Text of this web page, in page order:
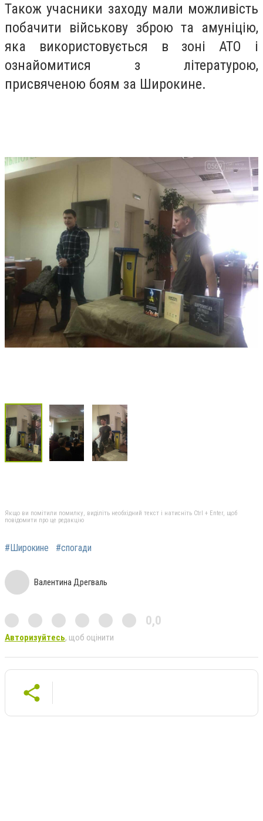
Також учасники заходу мали можливість
побачити військову зброю та амуніцію,
яка використовується в зоні АТО і
ознайомитися з літературою,
присвяченою боям за Широкине.
Якщо ви помітили помилку, виділіть необхідний текст і натисніть Ctrl + Enter, щоб
повідомити про це редакцію
#Широкине #спогади
Валентина Дрегваль
0,0
Авторизуйтесь, щоб оцінити